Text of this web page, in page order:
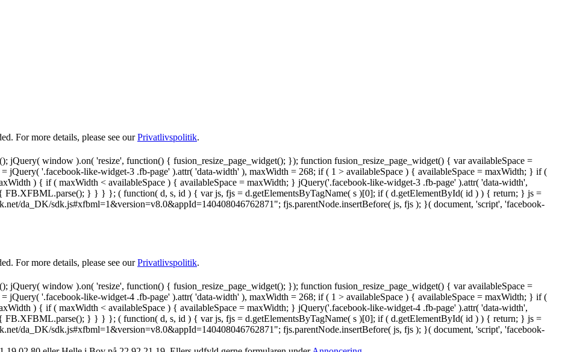
For more details, please see ourPrivatlivspolitik.
jQuery( window ).on( 'resize', function() { fusion_resize_page_widget(); }); function fusion_resize_page_widget() { var availableSpace =
jQuery( '.facebook-like-widget-3 .fb-page' ).attr( 'data-width' ), maxWidth = 268; if ( 1 > availableSpace ) { availableSpace = maxWidth; } if (
) { if ( maxWidth < availableSpace ) { availableSpace = maxWidth; } jQuery('.facebook-like-widget-3 .fb-page' ).attr( 'data-width',
FB.XFBML.parse(); } } } }; ( function( d, s, id ) { var js, fjs = d.getElementsByTagName( s )[0]; if ( d.getElementById( id ) ) { return; } js =
da_DK/sdk.js#xfbml=1&version=v8.0&appId=140408046762871"; fjs.parentNode.insertBefore( js, fjs ); }( document, 'script', 'facebook-
For more details, please see ourPrivatlivspolitik.
jQuery( window ).on( 'resize', function() { fusion_resize_page_widget(); }); function fusion_resize_page_widget() { var availableSpace =
jQuery( '.facebook-like-widget-4 .fb-page' ).attr( 'data-width' ), maxWidth = 268; if ( 1 > availableSpace ) { availableSpace = maxWidth; } if (
) { if ( maxWidth < availableSpace ) { availableSpace = maxWidth; } jQuery('.facebook-like-widget-4 .fb-page' ).attr( 'data-width',
FB.XFBML.parse(); } } } }; ( function( d, s, id ) { var js, fjs = d.getElementsByTagName( s )[0]; if ( d.getElementById( id ) ) { return; } js =
da_DK/sdk.js#xfbml=1&version=v8.0&appId=140408046762871"; fjs.parentNode.insertBefore( js, fjs ); }( document, 'script', 'facebook-